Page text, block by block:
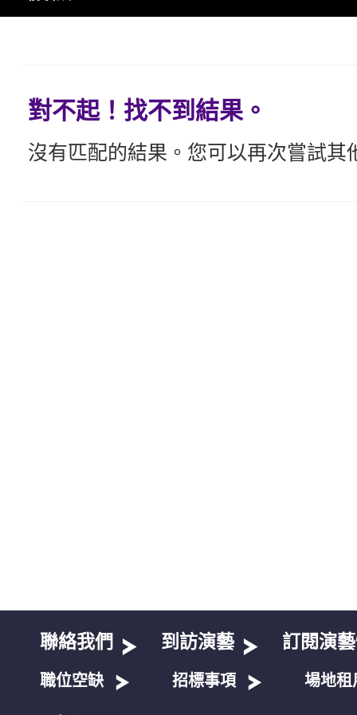
對不起！找不到結果。
沒有匹配的結果。您可以再次嘗試其
聯絡我們 到訪演藝 訂閱演
職位空缺 招標事項 場地租